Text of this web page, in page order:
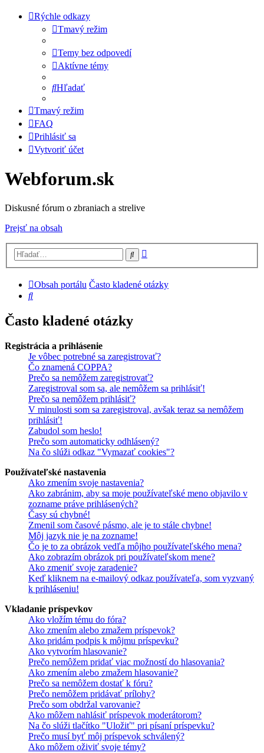
Rýchle odkazy
Tmavý režim
Temy bez odpovedí
Aktívne témy
Hľadať
Tmavý režim
FAQ
Prihlásiť sa
Vytvoriť účet
Webforum.sk
Diskusné fórum o zbraniach a strelive
Prejsť na obsah
Hľadať
Obsah portálu Často kladené otázky
Hľadať
Často kladené otázky
Registrácia a prihlásenie
Je vôbec potrebné sa zaregistrovať?
Čo znamená COPPA?
Prečo sa nemôžem zaregistrovať?
Zaregistroval som sa, ale nemôžem sa prihlásiť!
Prečo sa nemôžem prihlásiť?
V minulosti som sa zaregistroval, avšak teraz sa nemôžem
prihlásiť!
Zabudol som heslo!
Prečo som automaticky odhlásený?
Na čo slúži odkaz "Vymazať cookies"?
Používateľské nastavenia
Ako zmením svoje nastavenia?
Ako zabránim, aby sa moje používateľské meno objavilo v
zozname práve prihlásených?
Časy sú chybné!
Zmenil som časové pásmo, ale je to stále chybne!
Môj jazyk nie je na zozname!
Čo je to za obrázok vedľa môjho používateľského mena?
Ako zobrazím obrázok pri používateľskom mene?
Ako zmeniť svoje zaradenie?
Keď kliknem na e-mailový odkaz používateľa, som vyzvaný
k prihláseniu!
Vkladanie príspevkov
Ako vložím tému do fóra?
Ako zmením alebo zmažem príspevok?
Ako pridám podpis k môjmu príspevku?
Ako vytvorím hlasovanie?
Prečo nemôžem pridať viac možností do hlasovania?
Ako zmením alebo zmažem hlasovanie?
Prečo sa nemôžem dostať k fóru?
Prečo nemôžem pridávať prílohy?
Prečo som obdržal varovanie?
Ako môžem nahlásiť príspevok moderátorom?
Na čo slúži tlačítko "Uložiť" pri písaní príspevku?
Prečo musí byť môj príspevok schválený?
Ako môžem oživiť svoje témy?